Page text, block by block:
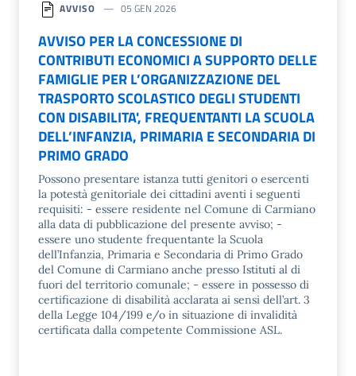
AVVISO 05 GEN 2026
AVVISO PER LA CONCESSIONE DI
CONTRIBUTI ECONOMICI A SUPPORTO DELLE
FAMIGLIE PER L’ORGANIZZAZIONE DEL
TRASPORTO SCOLASTICO DEGLI STUDENTI
CON DISABILITA', FREQUENTANTI LA SCUOLA
DELL’INFANZIA, PRIMARIA E SECONDARIA DI
PRIMO GRADO
Possono presentare istanza tutti genitori o esercenti
la potestà genitoriale dei cittadini aventi i seguenti
requisiti: - essere residente nel Comune di Carmiano
alla data di pubblicazione del presente avviso; -
essere uno studente frequentante la Scuola
dell’Infanzia, Primaria e Secondaria di Primo Grado
del Comune di Carmiano anche presso Istituti al di
fuori del territorio comunale; - essere in possesso di
certificazione di disabilità acclarata ai sensi dell’art. 3
della Legge 104/199 e/o in situazione di invalidità
certificata dalla competente Commissione ASL.